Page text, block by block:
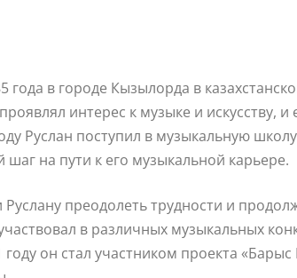
года в городе Кызылорда в
интерес к музыке и искусству, и
Руслан поступил в музыкальную
на пути к его музыкальной карьере.
преодолеть трудности и
в различных музыкальных
он стал участником проекта «Барыс